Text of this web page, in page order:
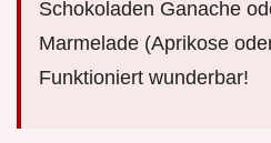
Schokoladen Ganache
Marmelade (Aprikose
Funktioniert wunderbar!